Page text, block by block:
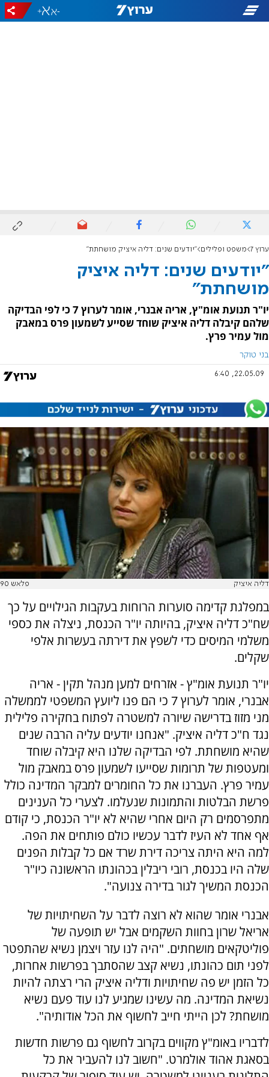
-
+
ערוץ 7 משפט ופלילים "יודעים שנים: דליה איציק מושחתת"
"יודעים שנים: דליה איציק
מושחתת"
יו"ר תנועת אומ"ץ, אריה אבנרי, אומר לערוץ 7 כי לפי הבדיקה
שלהם קיבלה דליה איציק שוחד שסייע לשמעון פרס במאבק
מול עמיר פרץ.
בני טוקר
22.05.09, 6:40
דליה איציק פלאש 90
במפלגת קדימה סוערות הרוחות בעקבות הגילויים על כך
שח"כ דליה איציק, בהיותה יו"ר הכנסת, ניצלה את כספי
משלמי המיסים כדי לשפץ את דירתה בעשרות אלפי
שקלים.
יו"ר תנועת אומ"ץ - אזרחים למען מנהל תקין - אריה
אבנרי, אומר לערוץ 7 כי הם פנו ליועץ המשפטי לממשלה
מני מזוז בדרישה שיורה למשטרה לפתוח בחקירה פלילית
נגד ח"כ דליה איציק. "אנחנו יודעים עליה הרבה שנים
שהיא מושחתת. לפי הבדיקה שלנו היא קיבלה שוחד
ומעטפות של תרומות שסייעו לשמעון פרס במאבק מול
עמיר פרץ. העברנו את כל החומרים למבקר המדינה כולל
פרשת הבלטות והתמונות שנעלמו. לצערי כל הענינים
מתפרסמים רק היום אחרי שהיא לא יו"ר הכנסת, כי קודם
אף אחד לא העיז לדבר עכשיו כולם פותחים את הפה.
למה היא היתה צריכה דירת שרד אם כל קבלות הפנים
שלה היו בכנסת, רובי ריבלין בכהונתו הראשונה כיו"ר
הכנסת המשיך לגור בדירה צנועה".
אבנרי אומר שהוא לא רוצה לדבר על השחיתויות של
אריאל שרון בחוות השקמים אבל יש תופעה של
פוליטקאים מושחתים. "היה לנו עזר ויצמן נשיא שהתפטר
לפני תום כהונתו, נשיא קצב שהסתבך בפרשות אחרות,
כל הזמן יש פה שחיתויות ודליה איציק הרי רצתה להיות
נשיאת המדינה. מה עשינו שמגיע לנו עוד פעם נשיא
מושחת? לכן הייתי חייב לחשוף את הכל אודותיה".
לדבריו באומ"ץ מקווים בקרוב לחשוף גם פרשות חדשות
בסאגת אהוד אולמרט. "חשוב לנו להעביר את כל